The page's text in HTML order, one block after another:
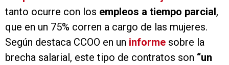
tanto ocurre con los empleos a tiempo parcial,
que en un 75% corren a cargo de las mujeres.
Según destaca CCOO en un informe sobre la
brecha salarial, este tipo de contratos son “un